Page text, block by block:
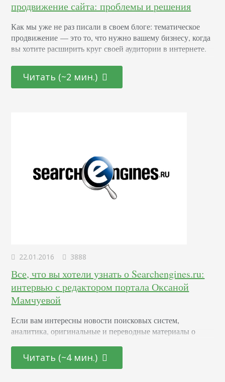
продвижение сайта: проблемы и решения
Как мы уже не раз писали в своем блоге: тематическое
продвижение — это то, что нужно вашему бизнесу, когда
вы хотите расширить круг своей аудитории в интернете.
тематический трафик может продать даже тому, кто пока
и не думал совершать покупку. Стратегию тематического
Читать (~2 мин.)
22.01.2016 3888
Все, что вы хотели узнать о Searchengines.ru:
интервью с редактором портала Оксаной
Мамчуевой
Если вам интересны новости поисковых систем,
аналитика, оригинальные и переводные материалы о
наверняка, хотя бы раз были на крупнейшем
русскоязычном сайте, посвященном поисковым системам
Читать (~4 мин.)